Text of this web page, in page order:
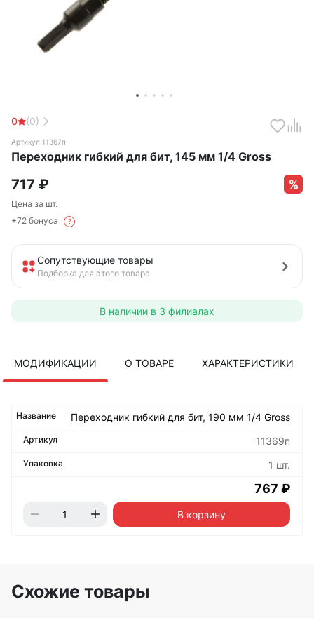
0 (0)
Артикул 11367п
Переходник гибкий для бит, 145 мм 1/4 Gross
717 ₽
Цена за шт.
+72 бонуса
?
Сопутствующие товары
Подборка для этого товара
В наличии в 3 филиалах
МОДИФИКАЦИИ О ТОВАРЕ ХАРАКТЕРИСТИКИ
Переходник гибкий для бит, 190 мм 1/4 Gross
11369п
1 шт.
767 ₽
В корзину
Схожие товары